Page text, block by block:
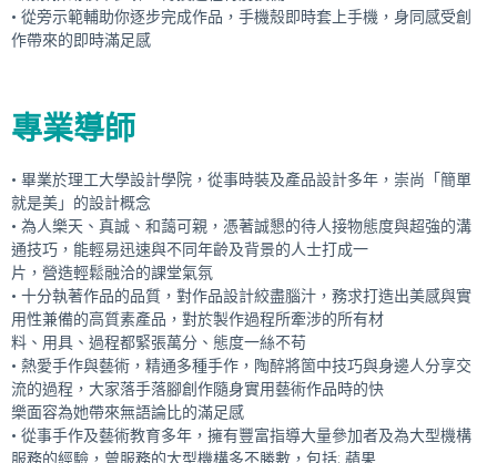
• 從旁示範輔助你逐步完成作品，手機殼即時套上手機，身同感受創
作帶來的即時滿足感
專業導師
• 畢業於理工大學設計學院，從事時裝及產品設計多年，崇尚「簡單
就是美」的設計概念
• 為人樂天、真誠、和藹可親，憑著誠懇的待人接物態度與超強的溝
通技巧，能輕易迅速與不同年齡及背景的人士打成一
片，營造輕鬆融洽的課堂氣氛
• 十分執著作品的品質，對作品設計絞盡腦汁，務求打造出美感與實
用性兼備的高質素產品，對於製作過程所牽涉的所有材
料、用具、過程都緊張萬分、態度一絲不苟
• 熱愛手作與藝術，精通多種手作，陶醉將箇中技巧與身邊人分享交
流的過程，大家落手落腳創作隨身實用藝術作品時的快
樂面容為她帶來無語論比的滿足感
• 從事手作及藝術教育多年，擁有豐富指導大量參加者及為大型機構